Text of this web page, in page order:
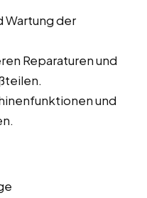
Wartung der
Reparaturen und
und